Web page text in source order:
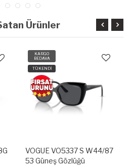
Ürünler
KARGO
BEDAVA
TÜKENDİ
VOGUE VO5337 S W44/87
53 Güneş Gözlüğü